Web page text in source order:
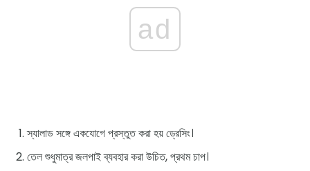
ad
স্যালাড সঙ্গে একযোগে প্রস্তুত করা হয় ড্রেসিং।
তেল শুধুমাত্র জলপাই ব্যবহার করা উচিত, প্রথম চাপ।